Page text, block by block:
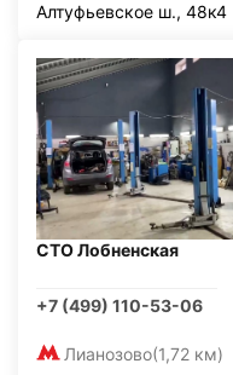
Алтуфьевское ш., 48к4
СТО Лобненская
+7 (499) 110-53-06
Лианозово(1,72 км)